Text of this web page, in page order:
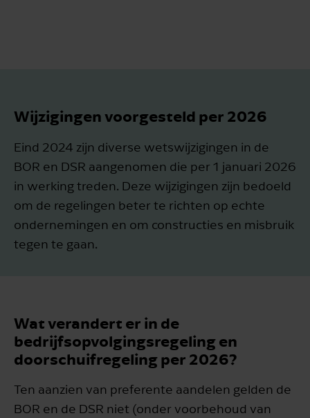
Wijzigingen voorgesteld per 2026
Eind 2024 zijn diverse wetswijzigingen in de
BOR en DSR aangenomen die per 1 januari 2026
in werking treden. Deze wijzigingen zijn bedoeld
om de regelingen beter te richten op echte
ondernemingen en om constructies en misbruik
tegen te gaan.
Wat verandert er in de
bedrijfsopvolgingsregeling en
doorschuifregeling per 2026?
Ten aanzien van preferente aandelen gelden de
BOR en de DSR niet (onder voorbehoud van